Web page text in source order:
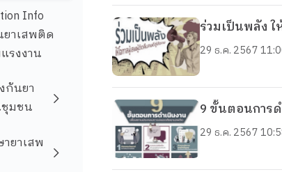
Info
าเสพติด
รงงาน
กันยา
มชน
ยาเสพ
ร่วมเป็นพลัง
29 ธ.ค. 2567
9 ขั้นตอนการ
29 ธ.ค. 2567